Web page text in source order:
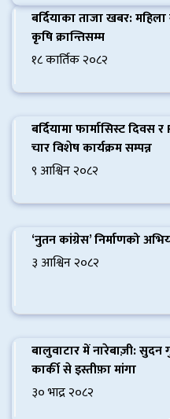
बर्दियाका ताजा खबर:
कृषि क्रान्तिसम्म
१८ कार्तिक २०८२
बर्दियामा फार्मासिस्ट
चार विशेष कार्यक्रम सम्पन्न
९ आश्विन २०८२
‘नुतन कांग्रेस’ निर्माणको
३ आश्विन २०८२
बालुवाटार में नारेबाज़ी:
कार्की से इस्तीफ़ा मांगा
३० भाद्र २०८२
बर्दियाका
गाइडको
कब्जा र